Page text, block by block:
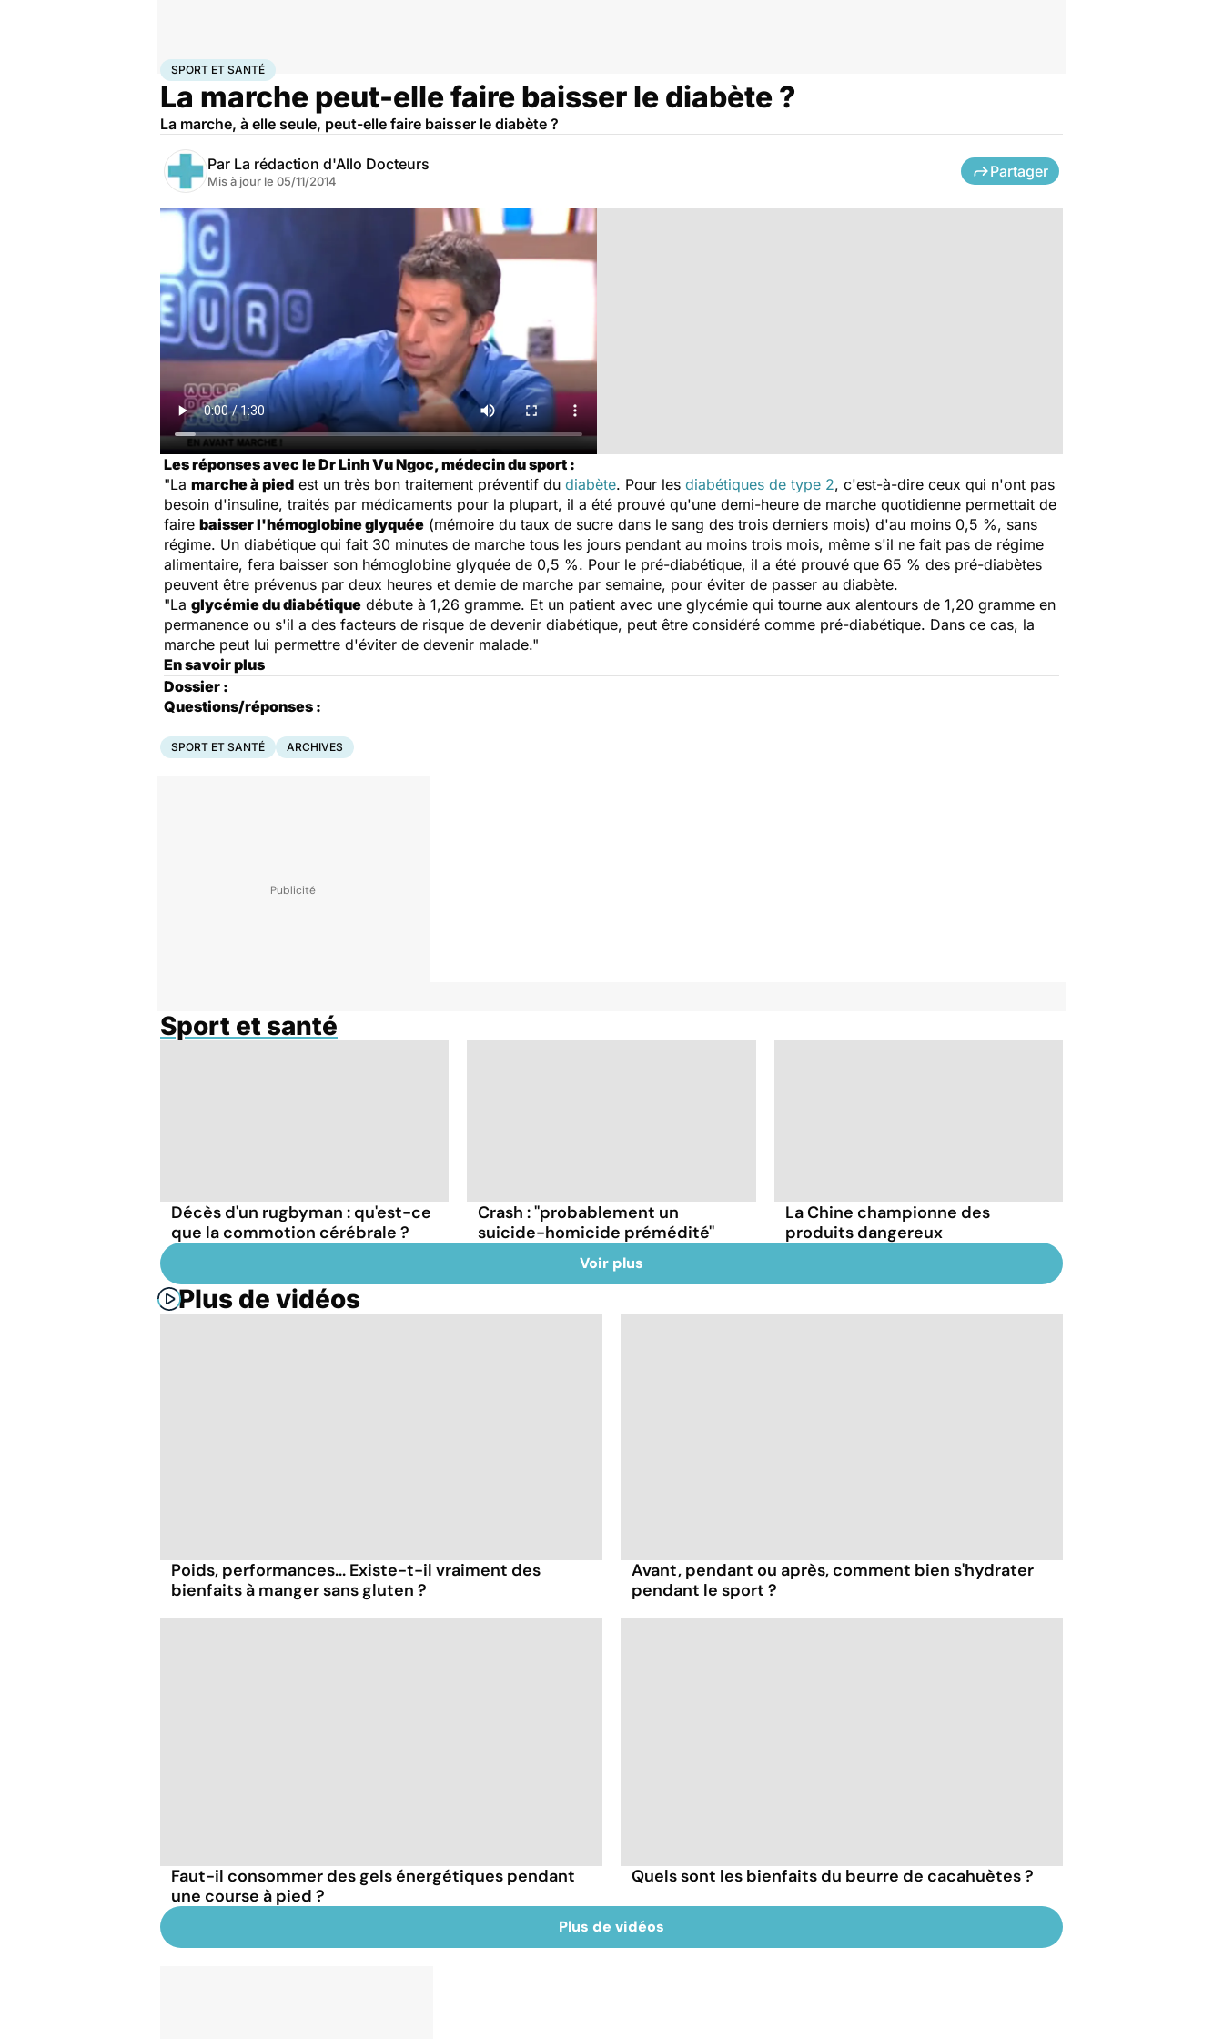
AccueilBien-êtreSport santé
SPORT ET SANTÉ
La marche peut-elle faire baisser le diabète ?
La marche, à elle seule, peut-elle faire baisser le diabète ?
Par La rédaction d'Allo Docteurs
Mis à jour le 05/11/2014
Partager
Les réponses avec le Dr Linh Vu Ngoc, médecin du sport :
"La marche à pied est un très bon traitement préventif du diabète. Pour les diabétiques de type 2, c'est-à-dire ceux qui n'ont pas
besoin d'insuline, traités par médicaments pour la plupart, il a été prouvé qu'une demi-heure de marche quotidienne permettait de
faire baisser l'hémoglobine glyquée (mémoire du taux de sucre dans le sang des trois derniers mois) d'au moins 0,5 %, sans
régime. Un diabétique qui fait 30 minutes de marche tous les jours pendant au moins trois mois, même s'il ne fait pas de régime
alimentaire, fera baisser son hémoglobine glyquée de 0,5 %. Pour le pré-diabétique, il a été prouvé que 65 % des pré-diabètes
peuvent être prévenus par deux heures et demie de marche par semaine, pour éviter de passer au diabète.
"La glycémie du diabétique débute à 1,26 gramme. Et un patient avec une glycémie qui tourne aux alentours de 1,20 gramme en
permanence ou s'il a des facteurs de risque de devenir diabétique, peut être considéré comme pré-diabétique. Dans ce cas, la
marche peut lui permettre d'éviter de devenir malade."
En savoir plus
Dossier :
Questions/réponses :
SPORT ET SANTÉ ARCHIVES
Sport et santé
Décès d'un rugbyman : qu'est-ce
que la commotion cérébrale ?
Crash : ''probablement un
suicide-homicide prémédité''
La Chine championne des
produits dangereux
Voir plus
Plus de vidéos
Poids, performances... Existe-t-il vraiment des
bienfaits à manger sans gluten ?
Avant, pendant ou après, comment bien s'hydrater
pendant le sport ?
Faut-il consommer des gels énergétiques pendant
une course à pied ?
Quels sont les bienfaits du beurre de cacahuètes ?
Plus de vidéos